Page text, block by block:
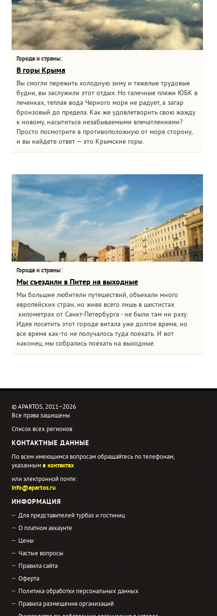
Города и страны:
В горы Крыма
Вы смогли пережить холодную зиму и тяжелые трудовые
будни, вы заслужили этот отдых. Но галечные пляжи ЮБК в
печенках, теплая вода Черного моря не радует, а загар
бронзовый до предела. Как же удовлетворить свою жажду
к новому, насытиться незабываемыми впечатлениями?
Просто посмотрите в противоположную от моря сторону,
и вы найдете ответ — это Крымские горы.
Города и страны:
Мы съездили в Питер на выходные
Мы большие любители путешествий, объехали много
европейских стран, но живя всего лишь в шестистах
километрах от Санкт-Петербурга - не были там ни разу.
Идея посетить этот городе витала уже долгое время, но
все время как-то не получалось туда поехать. И вот
наконец, мы собрались поехать на выходные.
© APARTOS, 2011−2026
Все права защищены
Список всех регионов
КОНТАКТНЫЕ ДАННЫЕ
По всем имеющимся вопросам обращайтесь по телефонам,
указаннымв контактах
или электронной почте:
info@apartos.ru
ИНФОРМАЦИЯ
Для представителей турбаз и гостиниц
О платном аккаунте
Цены
Частые вопросы
Правила сайта
Оферта
Политика обработки персональных данных
Правила размещения организаций